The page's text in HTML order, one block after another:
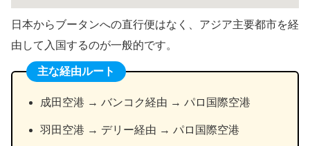
日本からブータンへの直行便はなく、アジア主要都市を経
由して入国するのが一般的です。
主な経由ルート
成田空港 → バンコク経由 → パロ国際空港
羽田空港 → デリー経由 → パロ国際空港